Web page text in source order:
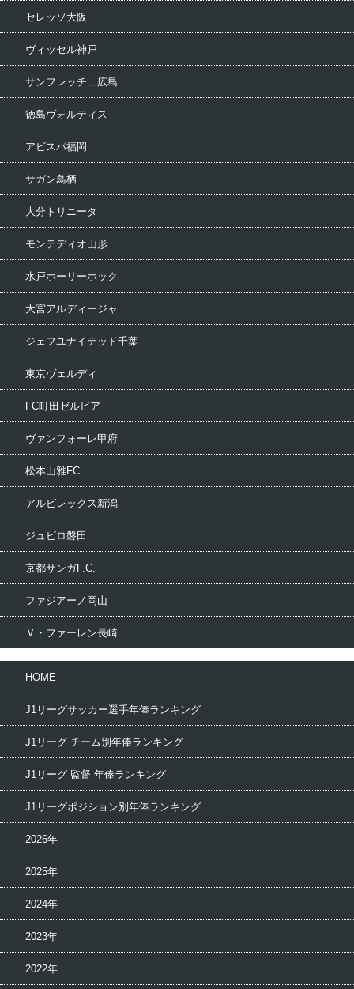
セレッソ大阪
ヴィッセル神戸
サンフレッチェ広島
徳島ヴォルティス
アビスパ福岡
サガン鳥栖
大分トリニータ
モンテディオ山形
水戸ホーリーホック
大宮アルディージャ
ジェフユナイテッド千葉
東京ヴェルディ
FC町田ゼルビア
ヴァンフォーレ甲府
松本山雅FC
アルビレックス新潟
ジュビロ磐田
京都サンガF.C.
ファジアーノ岡山
Ｖ・ファーレン長崎
HOME
J1リーグサッカー選手年俸ランキング
J1リーグ チーム別年俸ランキング
J1リーグ 監督 年俸ランキング
J1リーグポジション別年俸ランキング
2026年
2025年
2024年
2023年
2022年